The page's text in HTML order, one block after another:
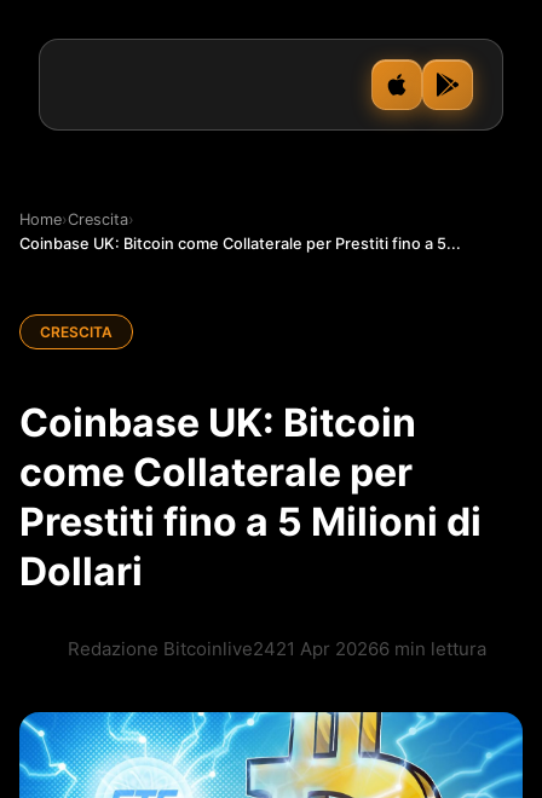
Home›Crescita›
Coinbase UK: Bitcoin come Collaterale per Prestiti fino a 5...
CRESCITA
Coinbase UK: Bitcoin
come Collaterale per
Prestiti fino a 5 Milioni di
Dollari
Redazione Bitcoinlive2421 Apr 20266 min lettura